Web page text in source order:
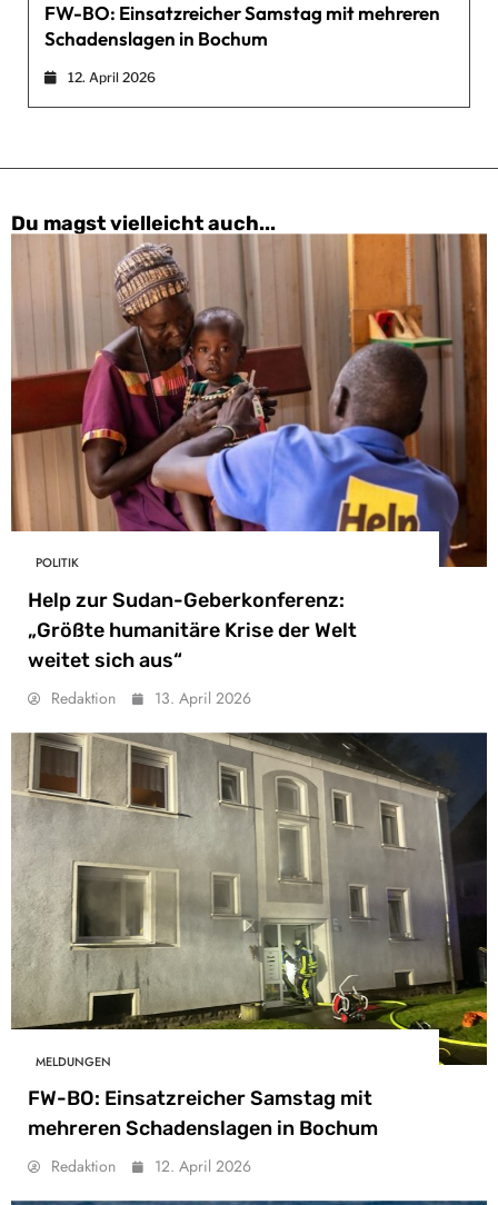
FW-BO: Einsatzreicher Samstag mit mehreren
Schadenslagen in Bochum
12. April 2026
Du magst vielleicht auch...
POLITIK
Help zur Sudan-Geberkonferenz:
„Größte humanitäre Krise der Welt
weitet sich aus“
Redaktion 13. April 2026
MELDUNGEN
FW-BO: Einsatzreicher Samstag mit
mehreren Schadenslagen in Bochum
Redaktion 12. April 2026